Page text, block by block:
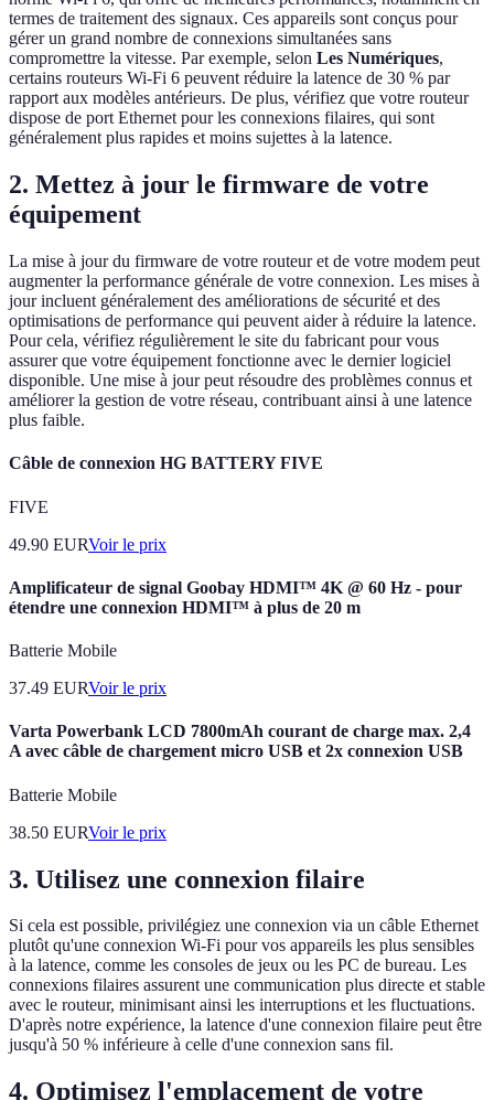
termes de traitement des signaux. Ces appareils sont conçus pour
gérer un grand nombre de connexions simultanées sans
compromettre la vitesse. Par exemple, selon Les Numériques,
certains routeurs Wi-Fi 6 peuvent réduire la latence de 30 % par
rapport aux modèles antérieurs. De plus, vérifiez que votre routeur
dispose de port Ethernet pour les connexions filaires, qui sont
généralement plus rapides et moins sujettes à la latence.
2. Mettez à jour le firmware de votre
équipement
La mise à jour du firmware de votre routeur et de votre modem peut
augmenter la performance générale de votre connexion. Les mises à
jour incluent généralement des améliorations de sécurité et des
optimisations de performance qui peuvent aider à réduire la latence.
Pour cela, vérifiez régulièrement le site du fabricant pour vous
assurer que votre équipement fonctionne avec le dernier logiciel
disponible. Une mise à jour peut résoudre des problèmes connus et
améliorer la gestion de votre réseau, contribuant ainsi à une latence
plus faible.
Câble de connexion HG BATTERY FIVE
FIVE
49.90 EURVoir le prix
Amplificateur de signal Goobay HDMI™ 4K @ 60 Hz - pour
étendre une connexion HDMI™ à plus de 20 m
Batterie Mobile
37.49 EURVoir le prix
Varta Powerbank LCD 7800mAh courant de charge max. 2,4
A avec câble de chargement micro USB et 2x connexion USB
Batterie Mobile
38.50 EURVoir le prix
3. Utilisez une connexion filaire
Si cela est possible, privilégiez une connexion via un câble Ethernet
plutôt qu'une connexion Wi-Fi pour vos appareils les plus sensibles
à la latence, comme les consoles de jeux ou les PC de bureau. Les
connexions filaires assurent une communication plus directe et stable
avec le routeur, minimisant ainsi les interruptions et les fluctuations.
D'après notre expérience, la latence d'une connexion filaire peut être
jusqu'à 50 % inférieure à celle d'une connexion sans fil.
4. Optimisez l'emplacement de votre